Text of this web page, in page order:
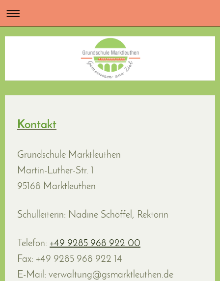
Kontakt
Grundschule Marktleuthen
Martin-Luther-Str. 1
95168 Marktleuthen
Schulleiterin: Nadine Schöffel, Rektorin
Telefon: +49 9285 968 922 00
Fax: +49 9285 968 922 14
E-Mail: verwaltung@gsmarktleuthen.de